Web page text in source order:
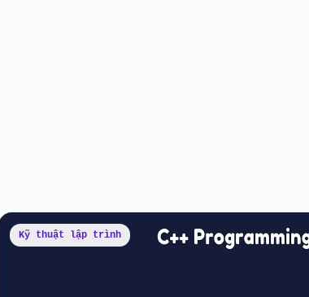
Kỹ thuật lập trình